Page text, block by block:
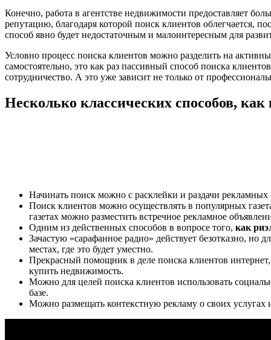
Конечно, работа в агентстве недвижимости предоставляет
репутацию, благодаря которой поиск клиентов облегчается,
способ явно будет недостаточным и малоинтересным для
Условно процесс поиска клиентов можно разделить на
самостоятельно, это как раз пассивный способ поиска
сотрудничество. А это уже зависит не только от
Несколько классических способов,
Начинать поиск можно с расклейки и раздачи
Поиск клиентов можно осуществлять в популярных
газетах можно разместить встречное рекламное
Одним из действенных способов в вопросе того, как
Зачастую «сарафанное радио» действует безотказно, но
местах, где это будет уместно.
Прекрасный помощник в деле поиска клиентов
купить недвижимость.
Можно для целей поиска клиентов использовать
базе.
Можно размещать контекстную рекламу о своих